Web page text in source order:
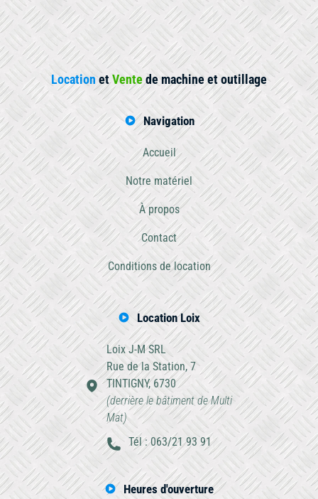
Location etVentede machine et outillage
Navigation
Accueil
Notre matériel
À propos
Contact
Conditions de location
Location Loix
Loix J-M SRL
Rue de la Station, 7
TINTIGNY, 6730
(derrière le bâtiment de Multi
Mat)
Tél : 063/21 93 91
Heures d'ouverture